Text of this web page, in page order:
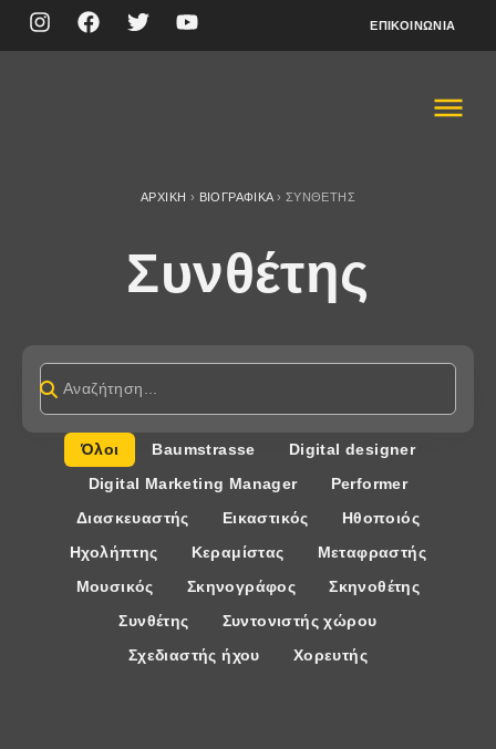
ΕΠΙΚΟΙΝΩΝΊΑ
ΑΡΧΙΚΉ › ΒΙΟΓΡΑΦΙΚΆ› ΣΥΝΘΈΤΗΣ
Συνθέτης
Όλοι Baumstrasse
Digital designer
Digital Marketing Manager
Performer
Διασκευαστής
Εικαστικός
Ηθοποιός
Ηχολήπτης
Κεραμίστας
Μεταφραστής
Μουσικός
Σκηνογράφος
Σκηνοθέτης
Συνθέτης
Συντονιστής χώρου
Σχεδιαστής ήχου
Χορευτής